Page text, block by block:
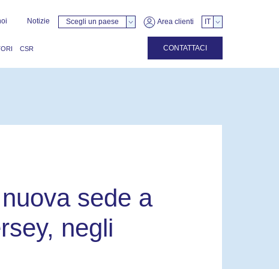
Notizie Scegli un paese Area clienti IT
CSR CONTATTACI
sede a
negli